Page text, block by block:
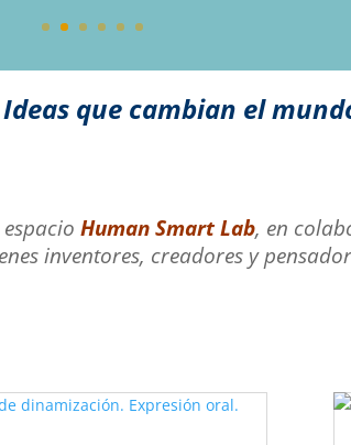
Ideas que cambian el
espacioHuman Smart Lab, en
inventores, creadores y